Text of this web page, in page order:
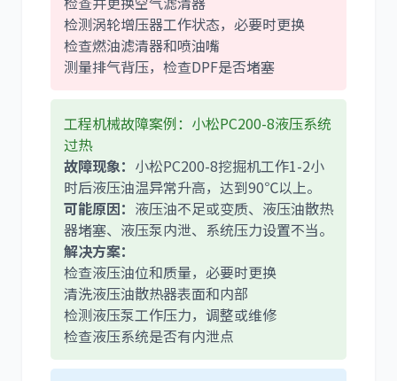
检测涡轮增压器工作状态，必要时更换
检查燃油滤清器和喷油嘴
测量排气背压，检查DPF是否堵塞
工程机械故障案例：小松PC200-8液压系统
过热
故障现象： 小松PC200-8挖掘机工作1-2小
时后液压油温异常升高，达到90℃以上。
可能原因： 液压油不足或变质、液压油散热
器堵塞、液压泵内泄、系统压力设置不当。
解决方案：
检查液压油位和质量，必要时更换
清洗液压油散热器表面和内部
检测液压泵工作压力，调整或维修
检查液压系统是否有内泄点